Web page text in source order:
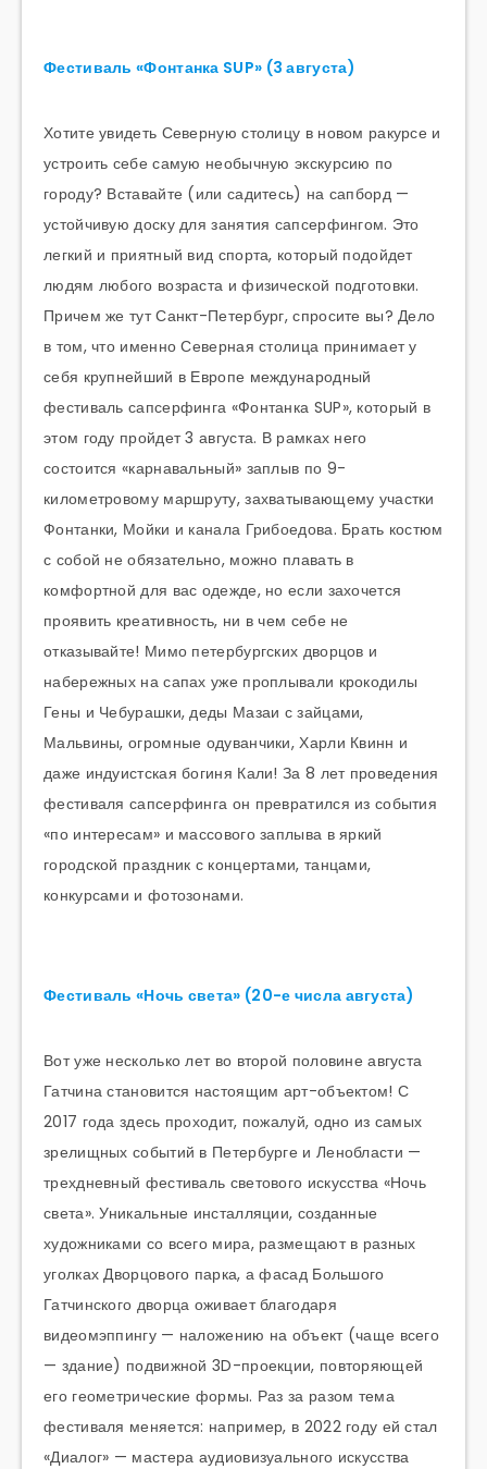
Фестиваль «Фонтанка SUP» (3 августа)
Хотите увидеть Северную столицу в новом ракурсе и
устроить себе самую необычную экскурсию по
городу? Вставайте (или садитесь) на сапборд —
устойчивую доску для занятия сапсерфингом. Это
легкий и приятный вид спорта, который подойдет
людям любого возраста и физической подготовки.
Причем же тут Санкт-Петербург, спросите вы? Дело
в том, что именно Северная столица принимает у
себя крупнейший в Европе международный
фестиваль сапсерфинга «Фонтанка SUP», который в
этом году пройдет 3 августа. В рамках него
состоится «карнавальный» заплыв по 9-
километровому маршруту, захватывающему участки
Фонтанки, Мойки и канала Грибоедова. Брать костюм
с собой не обязательно, можно плавать в
комфортной для вас одежде, но если захочется
проявить креативность, ни в чем себе не
отказывайте! Мимо петербургских дворцов и
набережных на сапах уже проплывали крокодилы
Гены и Чебурашки, деды Мазаи с зайцами,
Мальвины, огромные одуванчики, Харли Квинн и
даже индуистская богиня Кали! За 8 лет проведения
фестиваля сапсерфинга он превратился из события
«по интересам» и массового заплыва в яркий
городской праздник с концертами, танцами,
конкурсами и фотозонами.
Фестиваль «Ночь света» (20-е числа августа)
Вот уже несколько лет во второй половине августа
Гатчина становится настоящим арт-объектом! С
2017 года здесь проходит, пожалуй, одно из самых
зрелищных событий в Петербурге и Ленобласти —
трехдневный фестиваль светового искусства «Ночь
света». Уникальные инсталляции, созданные
художниками со всего мира, размещают в разных
уголках Дворцового парка, а фасад Большого
Гатчинского дворца оживает благодаря
видеомэппингу — наложению на объект (чаще всего
— здание) подвижной 3D-проекции, повторяющей
его геометрические формы. Раз за разом тема
фестиваля меняется: например, в 2022 году ей стал
«Диалог» — мастера аудиовизуального искусства